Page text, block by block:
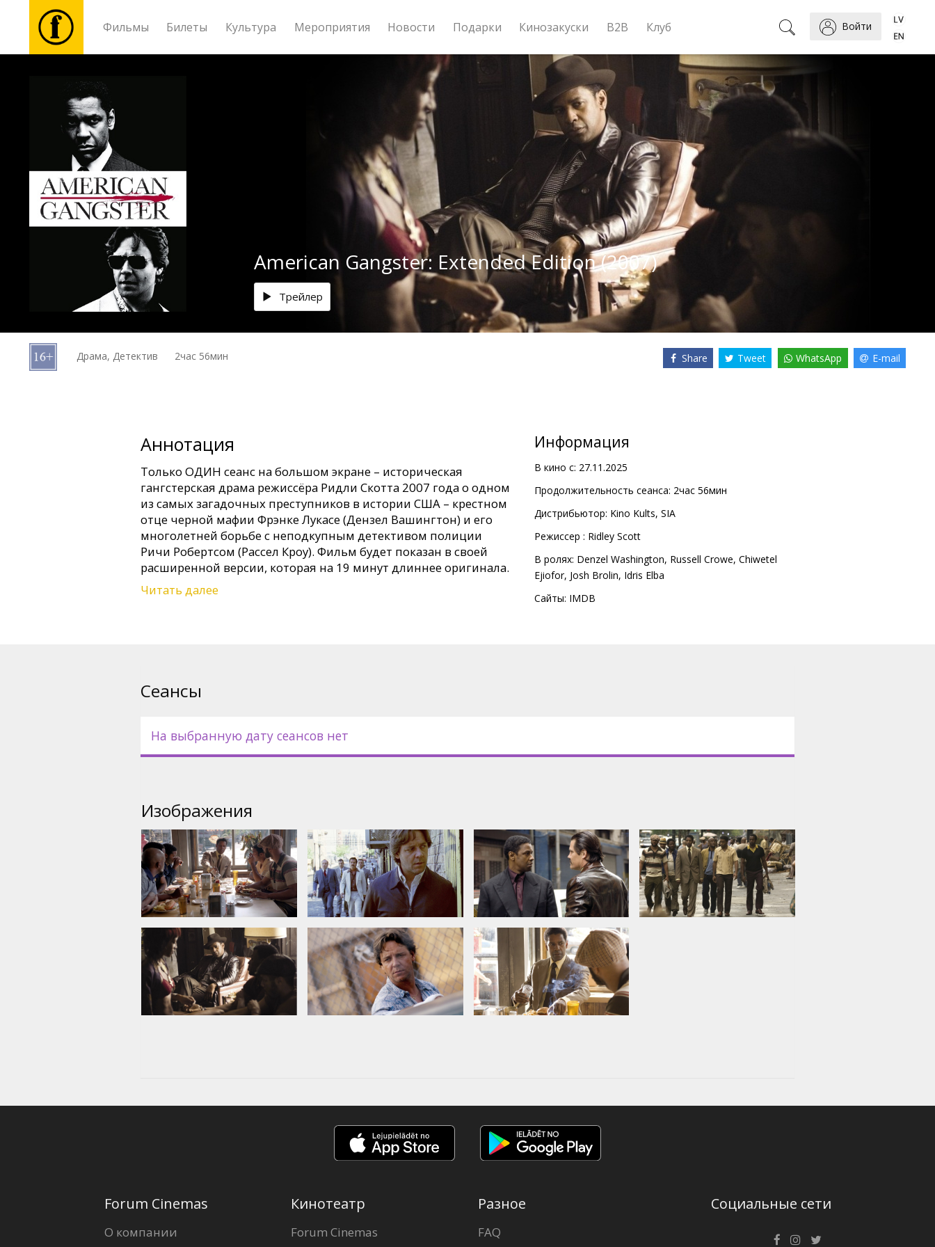
Фильмы Билеты Культура Мероприятия Новости Подарки Кинозакуски B2B Клуб Войти
Билеты
Культура
Мероприятия
B2B
American Gangster: Extended Edition (2007)
Трейлер
Драма, Детектив 2час 56мин Share Tweet WhatsApp E-mail
Аннотация
Только ОДИН сеанс на большом экране – историческая
гангстерская драма режиссёра Ридли Скотта 2007 года о одном
из самых загадочных преступников в истории США – крестном
отце черной мафии Фрэнке Лукасe (Дензел Вашингтон) и его
многолетней борьбе с неподкупным детективом полиции
Ричи Робертсом (Рассел Кроу). Фильм будет показан в своей
расширенной версии, которая на 19 минут длиннее оригинала.
В Америке 1970-х детектив Ричи Робертс стремится
языке.
Читать далее
Информация
В кино с: 27.11.2025
Продолжительность сеанса: 2час 56мин
Дистрибьютор: Kino Kults, SIA
Pежиссер : Ridley Scott
В ролях: Denzel Washington, Russell Crowe, Chiwetel
Ejiofor, Josh Brolin, Idris Elba
Сайты: IMDB
Сеансы
На выбранную дату сеансов нет
Изображения
Forum Cinemas
О компании
Кинотеатр
Forum Cinemas
Разное
FAQ
Социальные сети